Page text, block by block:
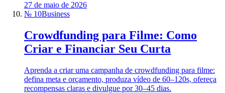
27 de maio de 2026
№ 10Business
Crowdfunding para Filme: Como
Criar e Financiar Seu Curta
Aprenda a criar uma campanha de crowdfunding para filme:
defina meta e orçamento, produza vídeo de 60–120s, ofereça
recompensas claras e divulgue por 30–45 dias.